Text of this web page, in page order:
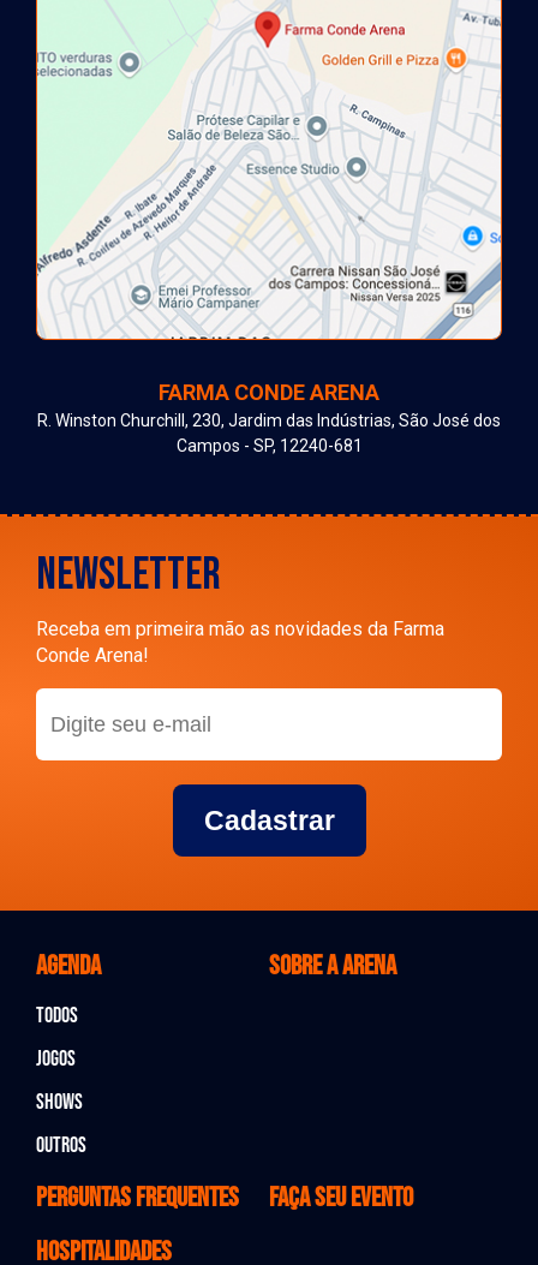
FARMA CONDE ARENA
R. Winston Churchill, 230, Jardim das Indústrias, São José dos
Campos - SP, 12240-681
NEWSLETTER
Receba em primeira mão as novidades da Farma
Conde Arena!
Cadastrar
Agenda
Todos
Jogos
Shows
Outros
Sobre a arena
Perguntas Frequentes
Faça seu evento
Hospitalidades